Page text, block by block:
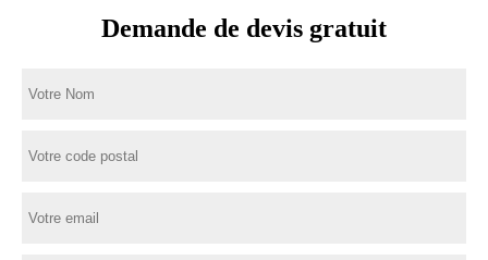
Demande de devis gratuit